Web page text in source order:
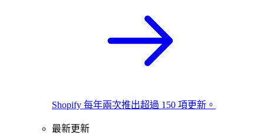
Shopify 每年兩次推出超過 150 項更新。
最新更新